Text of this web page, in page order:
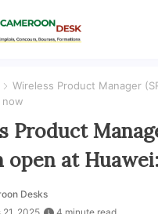
Wireless Product Manager
now
Product
open at
Desks